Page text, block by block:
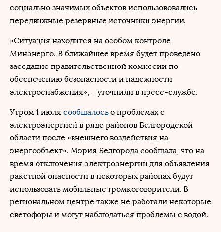
социально значимых объектов использововались
передвижные резервные источники энергии.
«Ситуация находится на особом контроле
Минэнерго. В ближайшее время будет проведено
заседание правительственной комиссии по
обеспечению безопасности и надежности
электроснабжения», – уточнили в пресс-службе.
Утром 1 июля сообщалось о проблемах с
электроэнергией в ряде районов Белгородской
области после «внешнего воздействия на
энергообъект». Мэрия Белгорода сообщала, что на
время отключения электроэнергии для объявления
ракетной опасности в некоторых районах будут
использовать мобильные громкоговорители. В
региональном центре также не работали некоторые
светофоры и могут наблюдаться проблемы с водой.